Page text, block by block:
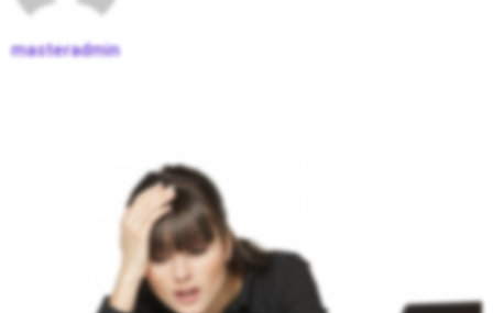
masteradmin